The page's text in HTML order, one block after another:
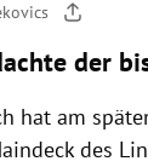
der
hat am
des